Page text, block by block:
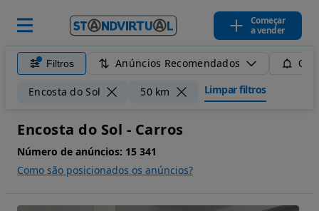
Começar
a vender
Filtros Anúncios Recomendados
Encosta do Sol 50 km Limpar filtros
Encosta do Sol - Carros
Número de anúncios: 15 341
Como são posicionados os anúncios?